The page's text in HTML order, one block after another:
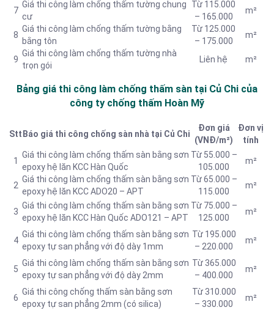
7
Giá thi công làm chống thấm tường chung
cư
Từ 115.000
– 165.000
m²
8
Giá thi công làm chống thấm tường bằng
bằng tôn
Từ 125.000
– 175.000
m²
9
Giá thi công làm chống thấm tường nhà
trọn gói
Liên hệ m²
Bảng giá thi công làm chống thấm sàn tại Củ Chi của
công ty chống thấm Hoàn Mỹ
Stt Báo giá thi công chống sàn nhà tại Củ Chi
Đơn giá
(VNĐ/m²)
Đơn vị
tính
1
Giá thi công làm chống thấm sàn bằng sơn
epoxy hệ lăn KCC Hàn Quốc
Từ 55.000 –
105.000
m²
2
Giá thi công làm chống thấm sàn bằng sơn
epoxy hệ lăn KCC ADO20 – APT
Từ 65.000 –
115.000
m²
3
Giá thi công làm chống thấm sàn bằng sơn
epoxy hệ lăn KCC Hàn Quốc ADO121 – APT
Từ 75.000 –
125.000
m²
4
Giá thi công làm chống thấm sàn bằng sơn
epoxy tự san phẳng với độ dày 1mm
Từ 195.000
– 220.000
m²
5
Giá thi công làm chống thấm sàn bằng sơn
epoxy tự san phẳng với độ dày 2mm
Từ 365.000
– 400.000
m²
6
Giá thi công chống thấm sàn bằng sơn
epoxy tự san phẳng 2mm (có silica)
Từ 310.000
– 330.000
m²